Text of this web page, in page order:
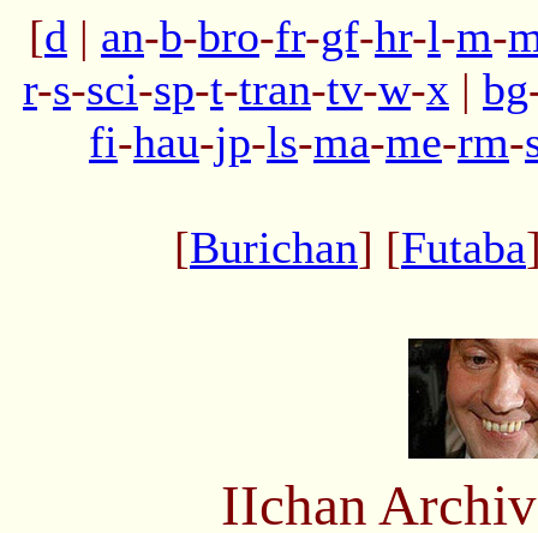
[d | an-b-bro-fr-gf-hr-l-m-
r-s-sci-sp-t-tran-tv-w-x | bg
fi-hau-jp-ls-ma-me-rm-
[Burichan] [Futaba
IIchan